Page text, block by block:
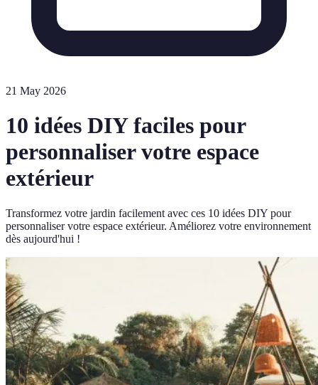
21 May 2026
10 idées DIY faciles pour
personnaliser votre espace
extérieur
Transformez votre jardin facilement avec ces 10 idées DIY pour
personnaliser votre espace extérieur. Améliorez votre environnement
dès aujourd'hui !